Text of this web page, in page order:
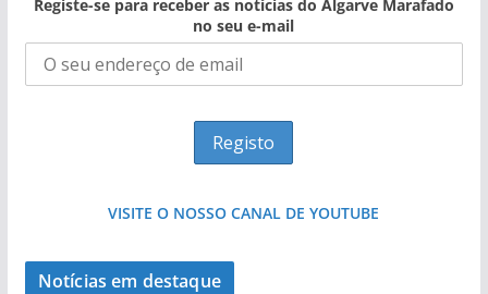
Registe-se para receber as notícias do Algarve Marafado
no seu e-mail
VISITE O NOSSO CANAL DE YOUTUBE
Notícias em destaque